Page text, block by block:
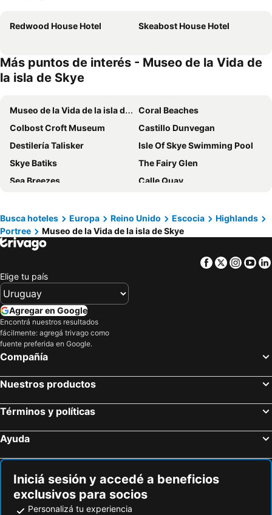
Redwood House Hotel Skeabost House Hotel
Más puntos de interés - Museo de la Vida de
la isla de Skye
Museo de la Vida de la isla de Skye
Coral Beaches
Colbost Croft Museum
Castillo Dunvegan
Destilería Talisker
Isle Of Skye Swimming Pool
Skye Batiks
The Fairy Glen
Sea Breezes
Calle Quay
Serpentario de Skye El Mundo de los Reptiles
Benbecula Airport
Skye bridge
Museo Kyle Line
Castillo de Armadale
Castillo Eilean Donan
Loch Lomond & The Trossachs National Park
Cape Wrath
Tulloch Caledonian Stadium
Oban Distillery
Destilería Tomatin
Calle Ness
Landmark Park
Busca hoteles Europa Reino Unido Escocia
Highlands
Portree
Museo de la Vida de la isla de Skye
Facebook
Twitter
Elige tu país
Agregar en Google
Encontrá nuestros resultados
fácilmente: agregá trivago como
fuente preferida en Google.
Compañía
Nuestros productos
Términos y políticas
Ayuda
Iniciá sesión y accedé a beneficios
exclusivos para socios
Personalizá tu experiencia